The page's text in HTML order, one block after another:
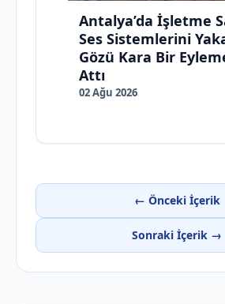
Antalya’da İşletme
Ses Sistemlerini
Gözü Kara Bir
Attı
02 Ağu 2026
← Önceki İçerik
Sonraki İçerik →